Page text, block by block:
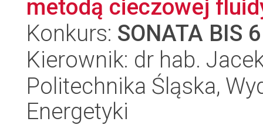
metodą cieczowej
Konkurs: SONATA BIS 6
Kierownik: dr hab.
Politechnika Śląska,
Energetyki